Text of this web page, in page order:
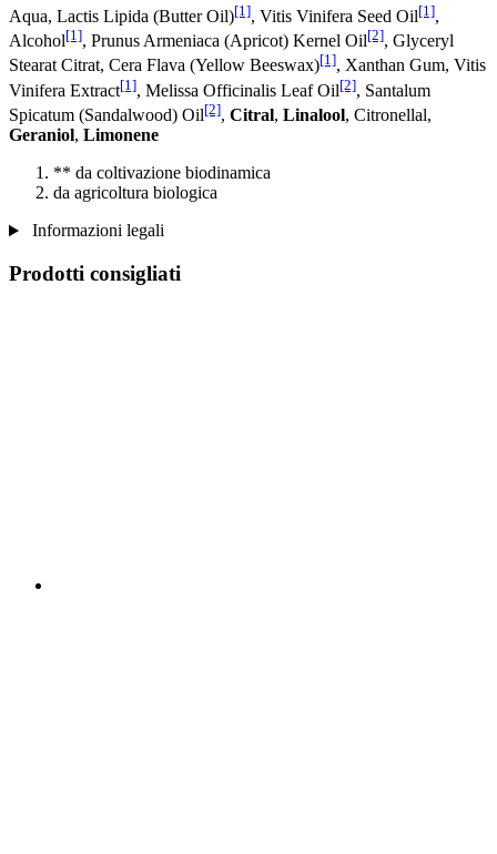
Aqua, Lactis Lipida (Butter Oil)[1], Vitis Vinifera Seed Oil[1],
Alcohol[1], Prunus Armeniaca (Apricot) Kernel Oil[2], Glyceryl
Stearat Citrat, Cera Flava (Yellow Beeswax)[1], Xanthan Gum, Vitis
Vinifera Extract[1], Melissa Officinalis Leaf Oil[2], Santalum
Spicatum (Sandalwood) Oil[2], Citral, Linalool, Citronellal,
Geraniol, Limonene
** da coltivazione biodinamica
da agricoltura biologica
Informazioni legali
Prodotti consigliati